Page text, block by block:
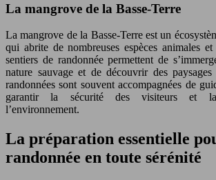
La mangrove de la Basse-Terre
La mangrove de la Basse-Terre est un
qui abrite de nombreuses espèces animales et
sentiers de randonnée permettent de
nature sauvage et de découvrir des
randonnées sont souvent accompagnées de
garantir la sécurité des visiteurs et
l’environnement.
La préparation essentielle
randonnée en toute sérénité